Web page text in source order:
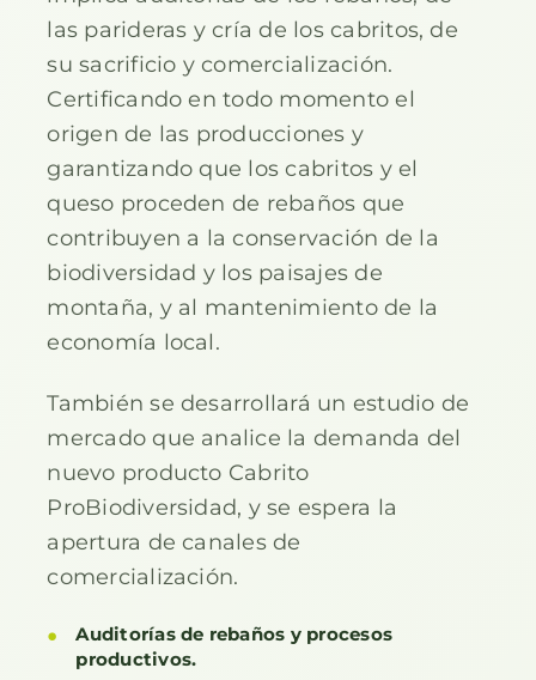
las parideras y cría de los cabritos, de
su sacrificio y comercialización.
Certificando en todo momento el
origen de las producciones y
garantizando que los cabritos y el
queso proceden de rebaños que
contribuyen a la conservación de la
biodiversidad y los paisajes de
montaña, y al mantenimiento de la
economía local.
También se desarrollará un estudio de
mercado que analice la demanda del
nuevo producto Cabrito
ProBiodiversidad, y se espera la
apertura de canales de
comercialización.
Auditorías de rebaños y procesos
productivos.